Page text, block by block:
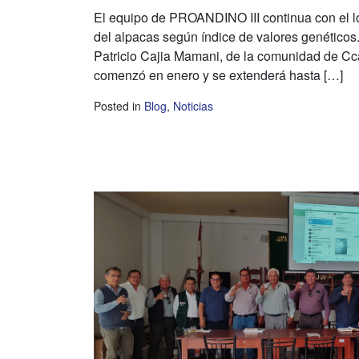
El equipo de PROANDINO III continua con
del alpacas según índice de valores
Patricio Cajia Mamani, de la comunidad de
comenzó en enero y se extenderá hasta […]
Posted in Blog, Noticias